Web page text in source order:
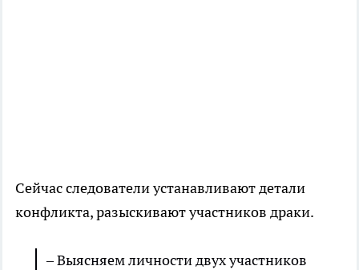
Сейчас следователи устанавливают детали
конфликта, разыскивают участников драки.
–Выясняем личности двух участников